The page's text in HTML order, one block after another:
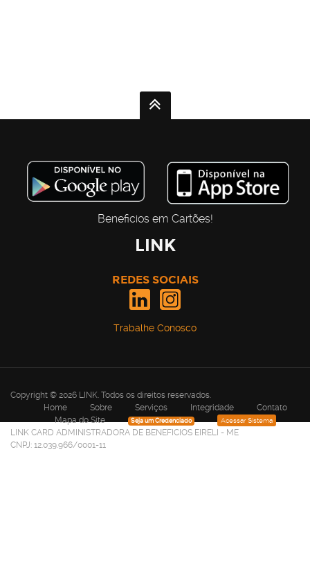
Beneficios em Cartões!
LINK
REDES SOCIAIS
Trabalhe Conosco
Copyright © 2026 LINK. Todos os direitos reservados.
Home
Sobre Serviços Integridade
Contato
Mapa do Site
Seja um Credenciado Acessar Sistema
LINK CARD ADMINISTRADORA DE BENEFICIOS EIRELI - ME
CNPJ: 12.039.966/0001-11